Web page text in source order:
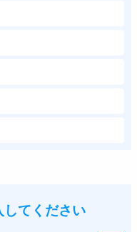
てください